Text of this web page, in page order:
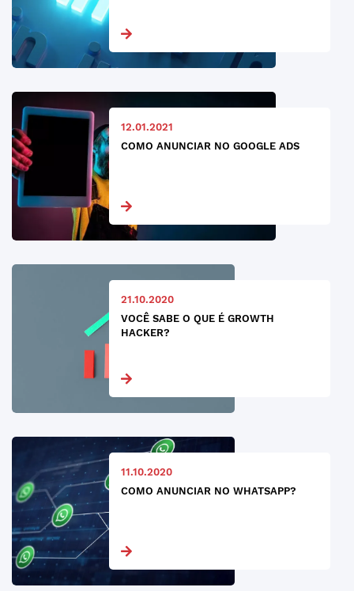
12.01.2021
COMO ANUNCIAR NO GOOGLE ADS
21.10.2020
VOCÊ SABE O QUE É GROWTH
HACKER?
11.10.2020
COMO ANUNCIAR NO WHATSAPP?